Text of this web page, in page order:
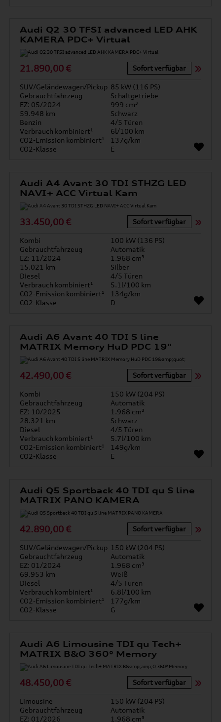
Audi Q2 30 TFSI advanced LED AHK
KAMERA PDC+ Virtual
21.890,00 € Sofort verfügbar
SUV/Geländewagen/Pickup 85 kW (116 PS)
Gebrauchtfahrzeug
Schaltgetriebe
EZ: 05/2024
999 cm³
59.948 km
Schwarz
Benzin
4/5 Türen
Verbrauch kombiniert¹
6l/100 km
CO2-Emission kombiniert¹
137g/km
CO2-Klasse
E
Audi A4 Avant 30 TDI STHZG LED
NAVI+ ACC Virtual Kam
33.450,00 € Sofort verfügbar
Kombi
100 kW (136 PS)
Gebrauchtfahrzeug
Automatik
EZ: 11/2024
1.968 cm³
15.021 km
Silber
Diesel
4/5 Türen
Verbrauch kombiniert¹
5.1l/100 km
CO2-Emission kombiniert¹
134g/km
CO2-Klasse
D
Audi A6 Avant 40 TDI S line
MATRIX Memory HuD PDC 19"
42.490,00 € Sofort verfügbar
Kombi
150 kW (204 PS)
Gebrauchtfahrzeug
Automatik
EZ: 10/2025
1.968 cm³
28.321 km
Schwarz
Diesel
4/5 Türen
Verbrauch kombiniert¹
5.7l/100 km
CO2-Emission kombiniert¹
149g/km
CO2-Klasse
E
Audi Q5 Sportback 40 TDI qu S line
MATRIX PANO KAMERA
42.890,00 € Sofort verfügbar
SUV/Geländewagen/Pickup 150 kW (204 PS)
Gebrauchtfahrzeug
Automatik
EZ: 01/2024
1.968 cm³
69.953 km
Weiß
Diesel
4/5 Türen
Verbrauch kombiniert¹
6.8l/100 km
CO2-Emission kombiniert¹
177g/km
CO2-Klasse
G
Audi A6 Limousine TDI qu Tech+
MATRIX B&O 360° Memory
48.450,00 € Sofort verfügbar
Limousine
150 kW (204 PS)
Gebrauchtfahrzeug
Automatik
EZ: 01/2026
1.968 cm³